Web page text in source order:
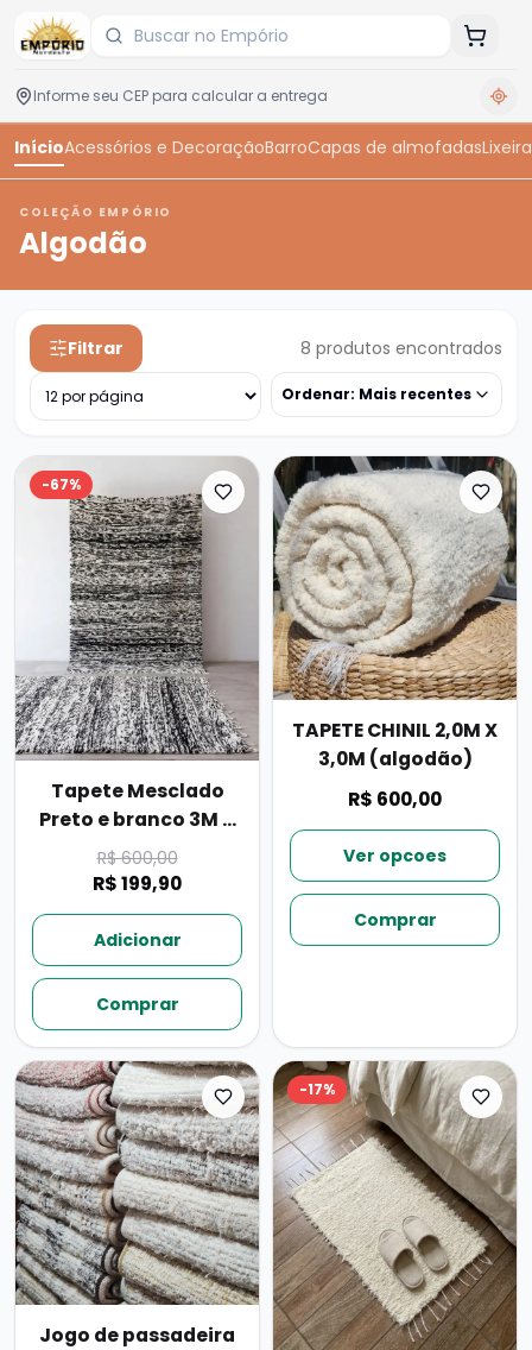
InícioAcessórios e DecoraçãoBarroCapas de almofadasLixeira
COLEÇÃO EMPÓRIO
Algodão
Filtrar 8 produtos encontrados
Ordenar: Mais recentes
-67%
Tapete Mesclado
Preto e branco 3M X
2M
R$ 600,00
R$ 199,90
Adicionar
Comprar
TAPETE CHINIL 2,0M X
3,0M (algodão)
R$ 600,00
Ver opcoes
Comprar
Jogo de passadeira
-17%